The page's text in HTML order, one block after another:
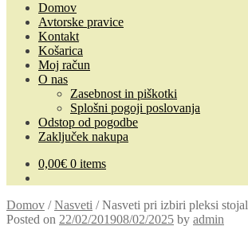
Domov
Avtorske pravice
Kontakt
Košarica
Moj račun
O nas
Zasebnost in piškotki
Splošni pogoji poslovanja
Odstop od pogodbe
Zaključek nakupa
0,00€ 0 items
Domov /Nasveti /Nasveti pri izbiri pleksi stojal
Posted on 22/02/201908/02/2025 by admin